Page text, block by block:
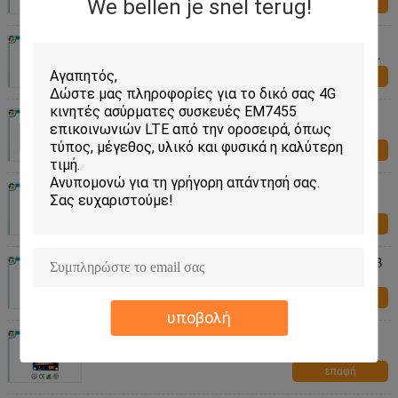
We bellen je snel terug!
υποβολή
L80
Υψηλή ενότητα ασύρματο C1919C ΠΣΤ Trimble
επικοινωνίας ευαισθησίας
επαφή
Ασύρματη ενότητα νεω-7M επικοινωνίας ΠΣΤ
του U BLOX 10Hz ποσοστό αναπροσαρμογών
Ασύρματη ΕΞΆΡΤΗΣΗ εξαρτήσεων SIM800 EVB
ανάπτυξης ενότητας GSM GPRS ζωνών
SIM5320E ασύρματη εξάρτηση ανάπτυξης με
επαφή